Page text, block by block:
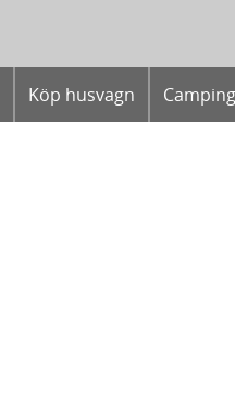
Köp husvagn